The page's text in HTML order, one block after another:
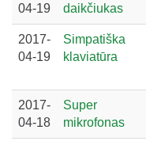
04-19
daikčiukas
2017-
04-19
Simpatiška
klaviatūra
2017-
04-18
Super
mikrofonas